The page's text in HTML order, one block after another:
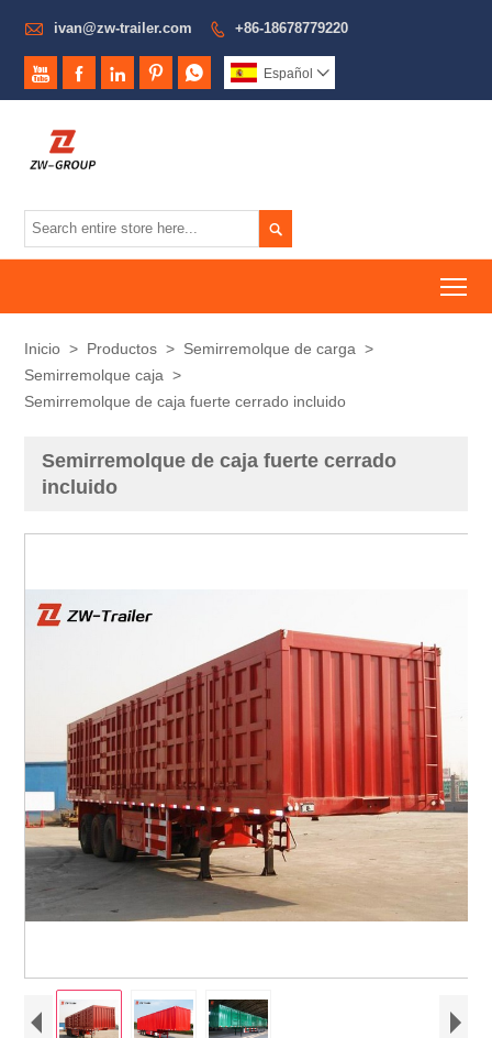
 ivan@zw-trailer.com  +86-18678779220
     Español 

Inicio > Productos > Semirremolque de carga >
Semirremolque caja >
Semirremolque de caja fuerte cerrado incluido
Semirremolque de caja fuerte cerrado
incluido